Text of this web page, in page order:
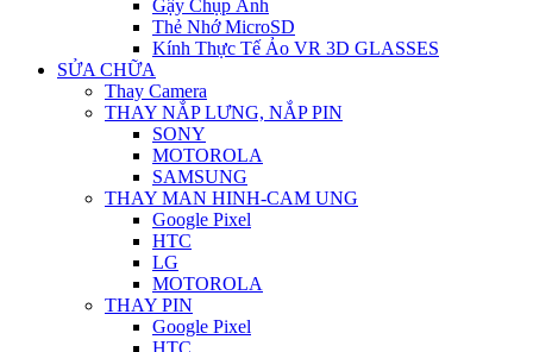
Gậy Chụp Ảnh
Thẻ Nhớ MicroSD
Kính Thực Tế Ảo VR 3D GLASSES
SỬA CHỮA
Thay Camera
THAY NẮP LƯNG, NẮP PIN
SONY
MOTOROLA
SAMSUNG
THAY MAN HINH-CAM UNG
Google Pixel
HTC
LG
MOTOROLA
THAY PIN
Google Pixel
HTC